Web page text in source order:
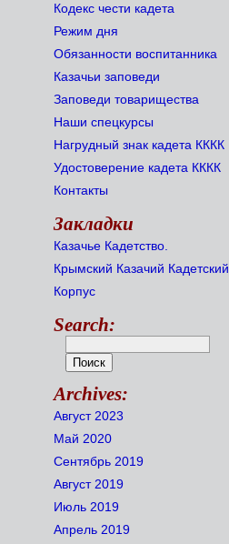
Кодекс чести кадета
Режим дня
Обязанности воспитанника
Казачьи заповеди
Заповеди товарищества
Наши спецкурсы
Нагрудный знак кадета КККК
Удостоверение кадета КККК
Контакты
Закладки
Казачье Кадетство.
Крымский Казачий Кадетский
Корпус
Search:
Archives:
Август 2023
Май 2020
Сентябрь 2019
Август 2019
Июль 2019
Апрель 2019